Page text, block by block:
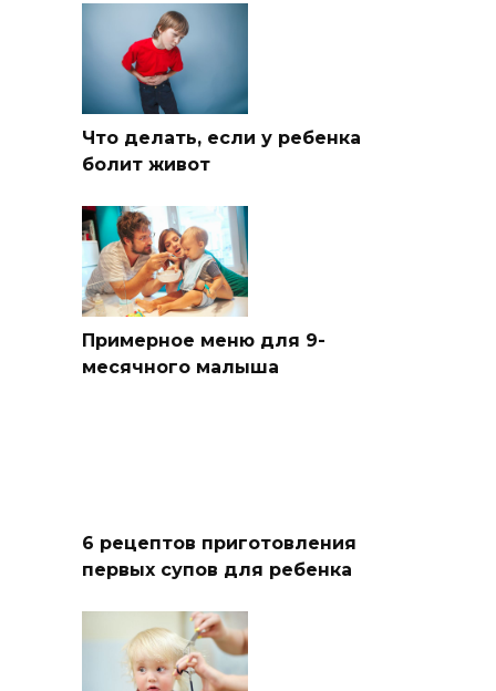
Что делать, если у ребенка
болит живот
Примерное меню для 9-
месячного малыша
6 рецептов приготовления
первых супов для ребенка